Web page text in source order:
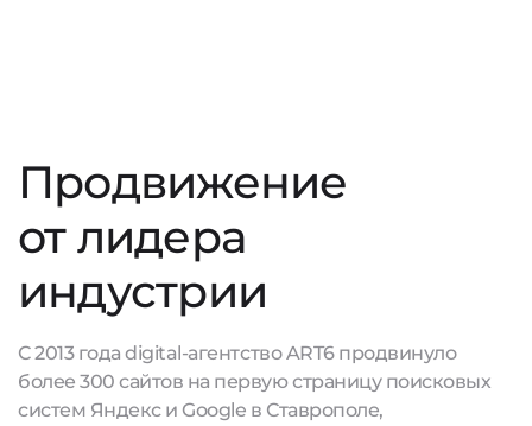
Продвижение
от лидера
индустрии
С 2013 года digital-агентство ART6 продвинуло
более 300 сайтов на первую страницу поисковых
систем Яндекс и Google в Ставрополе,